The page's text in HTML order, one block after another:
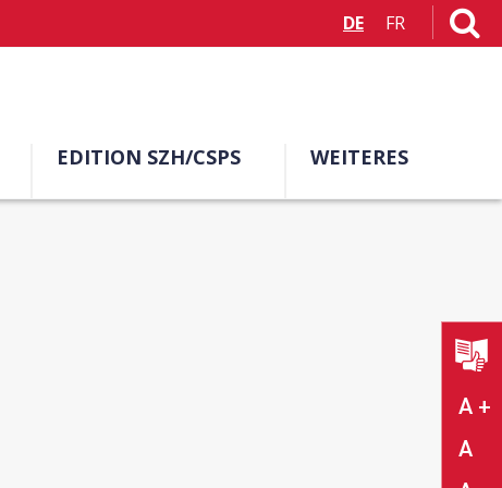
DE FR
EDITION SZH/CSPS WEITERES
A +
A